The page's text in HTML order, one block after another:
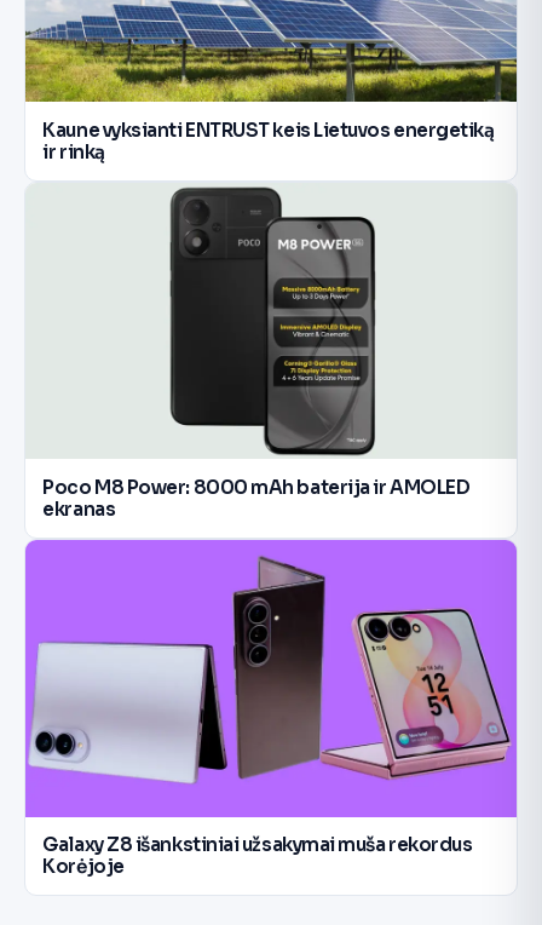
Kaune vyksianti ENTRUST keis Lietuvos energetiką
ir rinką
Poco M8 Power: 8000 mAh baterija ir AMOLED
ekranas
Galaxy Z8 išankstiniai užsakymai muša rekordus
Korėjoje